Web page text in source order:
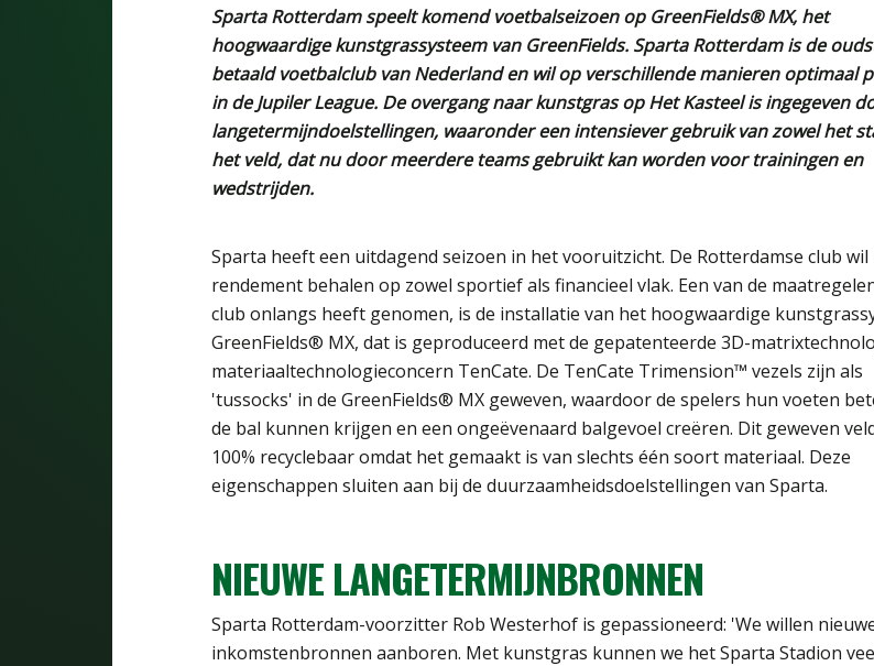
Sparta Rotterdam speelt komend voetbalseizoen op GreenFields® MX, het
hoogwaardige kunstgrassysteem van GreenFields. Sparta Rotterdam is de
betaald voetbalclub van Nederland en wil op verschillende manieren optimaal
in de Jupiler League. De overgang naar kunstgras op Het Kasteel is ingegeven
langetermijndoelstellingen, waaronder een intensiever gebruik van zowel het
het veld, dat nu door meerdere teams gebruikt kan worden voor trainingen en
wedstrijden.
Sparta heeft een uitdagend seizoen in het vooruitzicht. De Rotterdamse club wil
rendement behalen op zowel sportief als financieel vlak. Een van de
club onlangs heeft genomen, is de installatie van het hoogwaardige
GreenFields® MX, dat is geproduceerd met de gepatenteerde 3D-
materiaaltechnologieconcern TenCate. De TenCate Trimension™ vezels zijn als
'tussocks' in de GreenFields® MX geweven, waardoor de spelers hun voeten
de bal kunnen krijgen en een ongeëvenaard balgevoel creëren. Dit geweven
100% recyclebaar omdat het gemaakt is van slechts één soort materiaal. Deze
eigenschappen sluiten aan bij de duurzaamheidsdoelstellingen van Sparta.
NIEUWE LANGETERMIJNBRONNEN
Sparta Rotterdam-voorzitter Rob Westerhof is gepassioneerd: 'We willen
inkomstenbronnen aanboren. Met kunstgras kunnen we het Sparta Stadion